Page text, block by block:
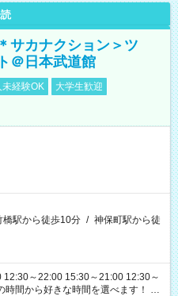
サカナクション＞ツ
＠日本武道館
未経験OK
大学生歓迎
橋駅から徒歩10分 / 神保町駅から徒
12:30～22:00 15:30～21:00 12:30～